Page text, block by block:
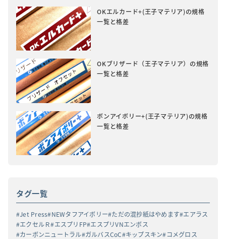
OKエルカード+(王子マテリア)の規格
一覧と格差
OKブリザード（王子マテリア）の規格
一覧と格差
ボンアイボリー+(王子マテリア)の規格
一覧と格差
タグ一覧
Jet Press NEWタフアイボリー ただの混抄紙はやめます エアラス
エクセルＲ エスプリFP エスプリVNエンボス
カーボンニュートラル ガルバスCoC キップスキン コメグロス